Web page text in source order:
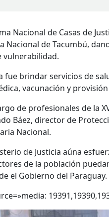
Nacional de Casas de
Nacional de Tacumbú,
vulnerabilidad.
fue brindar servicios de
vacunación y
de profesionales de la
Báez, director de
Nacional.
de Justicia aúna
de la población
el Gobierno del Paraguay.